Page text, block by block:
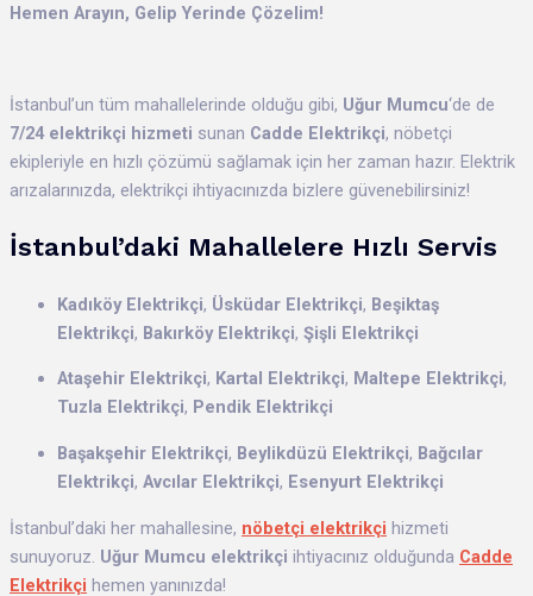
Hemen Arayın, Gelip Yerinde Çözelim!
İstanbul’un tüm mahallelerinde olduğu gibi, Uğur Mumcu‘de de
7/24 elektrikçi hizmeti sunan Cadde Elektrikçi, nöbetçi
ekipleriyle en hızlı çözümü sağlamak için her zaman hazır. Elektrik
arızalarınızda, elektrikçi ihtiyacınızda bizlere güvenebilirsiniz!
İstanbul’daki Mahallelere Hızlı Servis
Kadıköy Elektrikçi, Üsküdar Elektrikçi, Beşiktaş
Elektrikçi, Bakırköy Elektrikçi, Şişli Elektrikçi
Ataşehir Elektrikçi, Kartal Elektrikçi, Maltepe Elektrikçi,
Tuzla Elektrikçi, Pendik Elektrikçi
Başakşehir Elektrikçi, Beylikdüzü Elektrikçi, Bağcılar
Elektrikçi, Avcılar Elektrikçi, Esenyurt Elektrikçi
İstanbul’daki her mahallesine, nöbetçi elektrikçi hizmeti
sunuyoruz. Uğur Mumcu elektrikçi ihtiyacınız olduğunda Cadde
Elektrikçi hemen yanınızda!